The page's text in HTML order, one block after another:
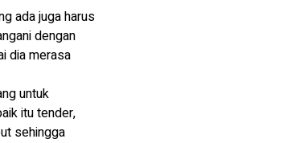
ada juga harus
dengan
dia merasa
untuk
itu tender,
sehingga